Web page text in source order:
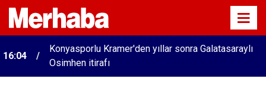
16:04
Konyasporlu Kramer'den yıllar sonra Galatasaraylı
Osimhen itirafı